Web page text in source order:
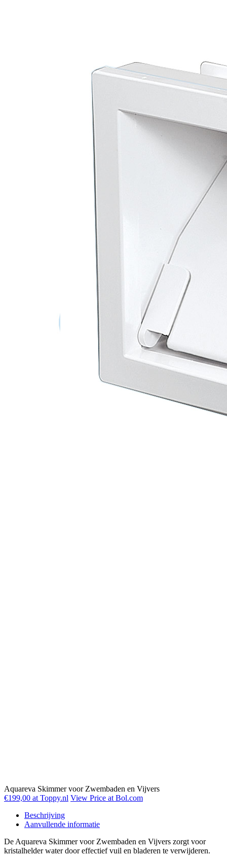
Aquareva Skimmer voor Zwembaden en Vijvers
€199,00 at Toppy.nl View Price at Bol.com
Beschrijving
Aanvullende informatie
De Aquareva Skimmer voor Zwembaden en Vijvers zorgt voor
kristalhelder water door effectief vuil en bladeren te verwijderen.